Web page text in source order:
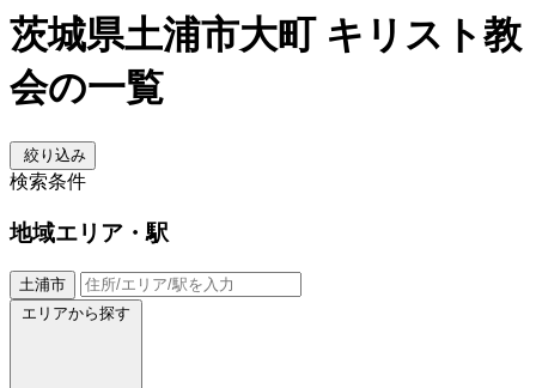
茨城県土浦市大町 キリスト教
会の一覧
絞り込み
検索条件
地域エリア・駅
土浦市
エリアから探す